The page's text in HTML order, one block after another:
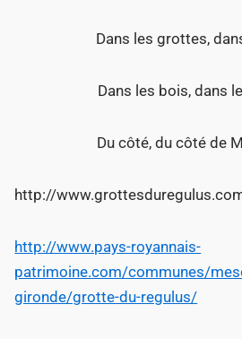
Dans les grottes,
Dans les bois, dans
Du côté, du côté de
http://
http://www.pays-royannais-
patrimoine.com/communes/
gironde/grotte-du-regulus/